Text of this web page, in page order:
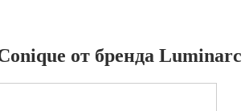
от бренда Luminarc